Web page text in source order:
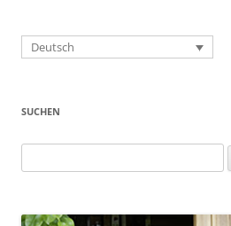
Deutsch
SUCHEN
nach: